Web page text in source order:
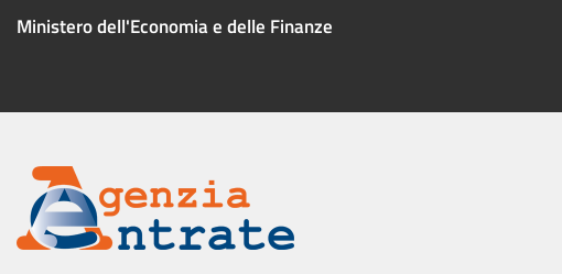
Ministero dell'Economia e delle Finanze
Menu
servizio